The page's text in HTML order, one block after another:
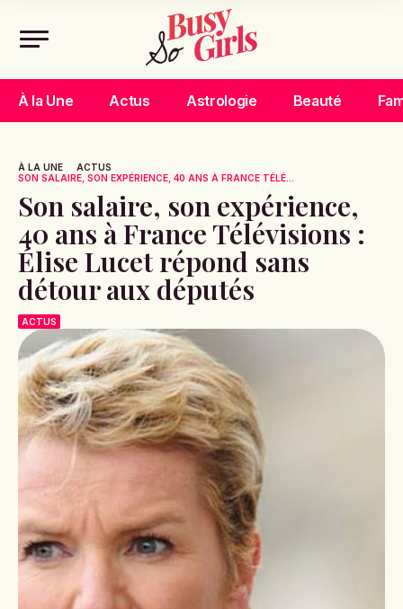
À la Une Actus Astrologie Beauté
À LA UNE
ACTUS
SON SALAIRE, SON EXPÉRIENCE, 40 ANS À FRANCE TÉLÉ...
Son salaire, son expérience,
40 ans à France Télévisions :
Élise Lucet répond sans
détour aux députés
ACTUS